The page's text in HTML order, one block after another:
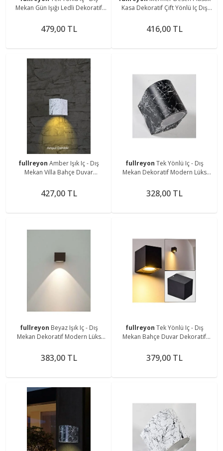
Mekan Gün Işığı Ledli Dekoratif
479,00 TL
Kasa Dekoratif Çift Yönlü Iç Dış
416,00 TL
fullreyon Amber Işık Iç - Dış
Mekan Villa Bahçe Duvar
427,00 TL
fullreyon Tek Yönlü Iç - Dış
Mekan Dekoratif Modern Lüks
328,00 TL
fullreyon Beyaz Işık Iç - Dış
Mekan Dekoratif Modern Lüks
383,00 TL
fullreyon Tek Yönlü Iç - Dış
Mekan Bahçe Duvar Dekoratif
379,00 TL